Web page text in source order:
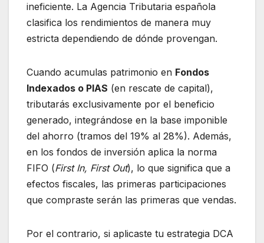
ineficiente. La Agencia Tributaria española
clasifica los rendimientos de manera muy
estricta dependiendo de dónde provengan.
Cuando acumulas patrimonio en Fondos
Indexados o PIAS (en rescate de capital),
tributarás exclusivamente por el beneficio
generado, integrándose en la base imponible
del ahorro (tramos del 19% al 28%). Además,
en los fondos de inversión aplica la norma
FIFO (First In, First Out), lo que significa que a
efectos fiscales, las primeras participaciones
que compraste serán las primeras que vendas.
Por el contrario, si aplicaste tu estrategia DCA